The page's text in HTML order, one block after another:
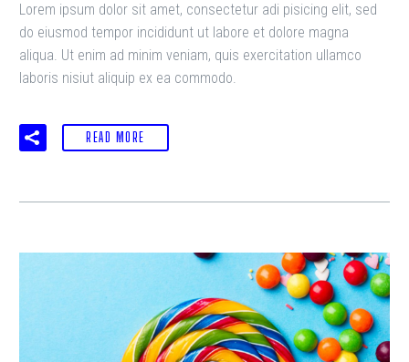
Lorem ipsum dolor sit amet, consectetur adi pisicing elit, sed
do eiusmod tempor incididunt ut labore et dolore magna
aliqua. Ut enim ad minim veniam, quis exercitation ullamco
laboris nisiut aliquip ex ea commodo.
READ MORE